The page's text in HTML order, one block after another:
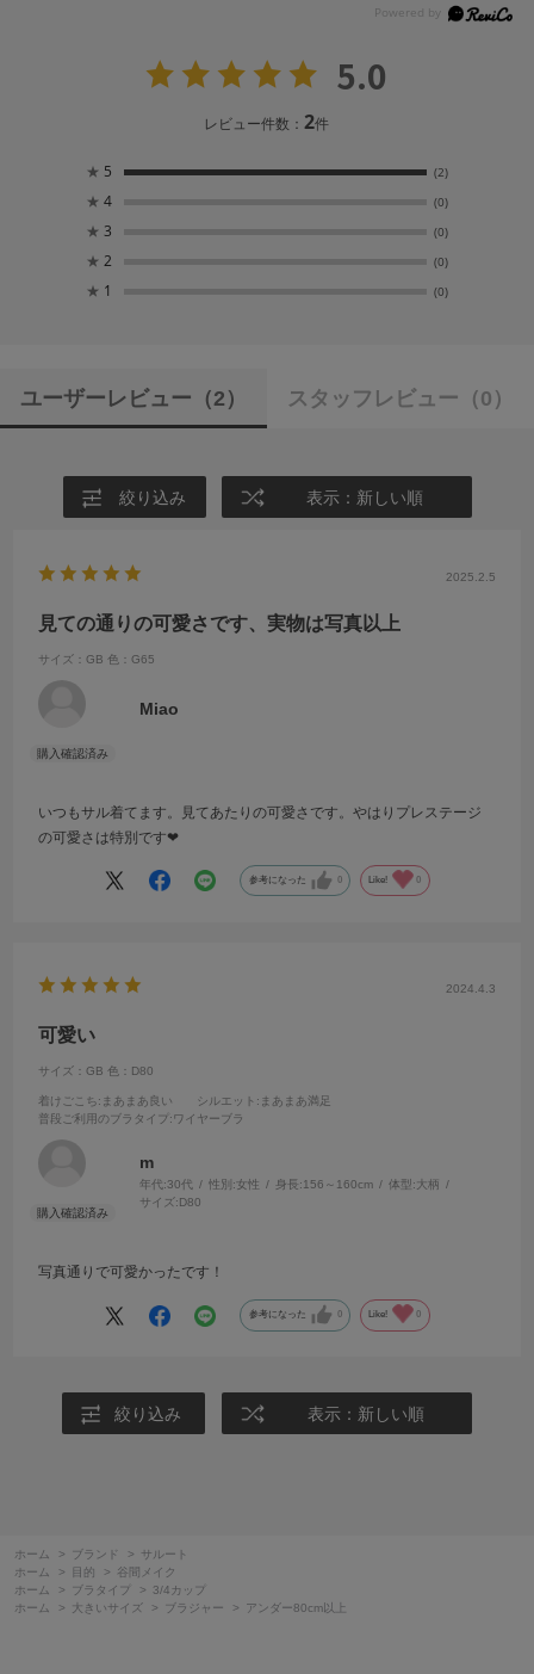
5.0
レビュー件数：2件
★ 5 (2)
★ 4 (0)
★ 3 (0)
★ 2 (0)
★ 1 (0)
ユーザーレビュー （2） スタッフレビュー （0）
絞り込み 表示：新しい順
2025.2.5
見ての通りの可愛さです、実物は写真以上
サイズ：GB 色：G65
Miao
いつもサル着てます。見てあたりの可愛さです。やはりプレステージ
の可愛さは特別です❤︎
参考になった 0 Like! 0
2024.4.3
可愛い
サイズ：GB 色：D80
着けごこち:まあまあ良い シルエット :まあまあ満足
普段ご利用のブラタイプ :ワイヤーブラ
m
年代:30代 性別:女性 身長:156～160cm 体型:大柄
サイズ:D80
写真通りで可愛かったです！
参考になった 0 Like! 0
絞り込み 表示：新しい順
ホーム > ブランド >
サルート
ホーム
> 目的 >
谷間メイク
ホーム
> ブラタイプ >
3/4カップ
ホーム
> 大きいサイズ > ブラジャー > アンダー80cm以上